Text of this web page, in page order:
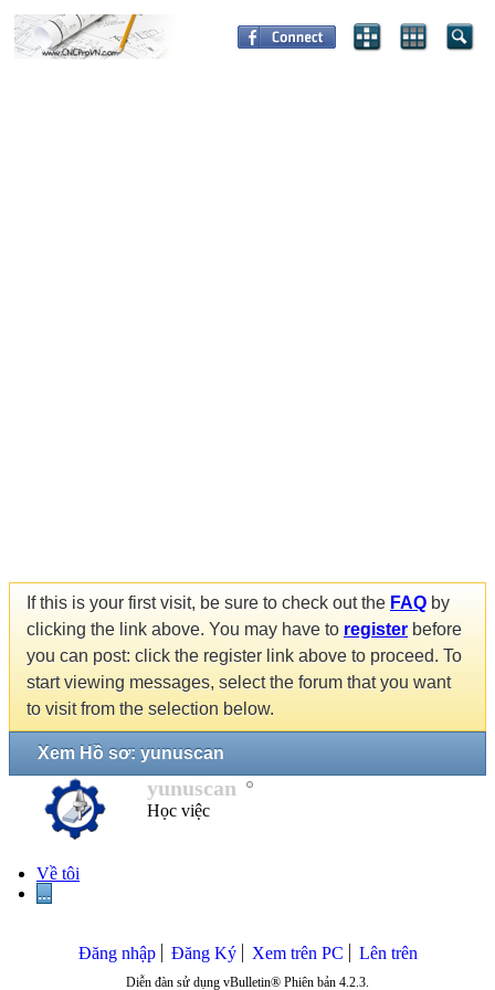
If this is your first visit, be sure to check out the FAQ by
clicking the link above. You may have to register before
you can post: click the register link above to proceed. To
start viewing messages, select the forum that you want
to visit from the selection below.
Xem Hồ sơ: yunuscan
yunuscan
Học việc
Về tôi
...
Đăng nhập Đăng Ký Xem trên PC Lên trên
Diễn đàn sử dụng vBulletin® Phiên bản 4.2.3.